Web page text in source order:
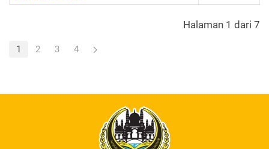
Halaman 1 dari 7
1 2 3 4